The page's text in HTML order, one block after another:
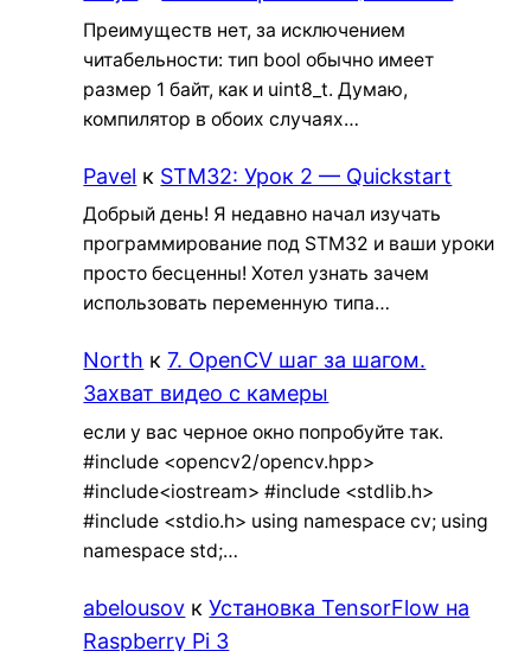
Преимуществ нет, за исключением
читабельности: тип bool обычно имеет
размер 1 байт, как и uint8_t. Думаю,
компилятор в обоих случаях…
Pavel к STM32: Урок 2 — Quickstart
Добрый день! Я недавно начал изучать
программирование под STM32 и ваши уроки
просто бесценны! Хотел узнать зачем
использовать переменную типа…
North к7. OpenCV шаг за шагом.
Захват видео с камеры
если у вас черное окно попробуйте так.
#include <opencv2/opencv.hpp>
#include<iostream> #include <stdlib.h>
#include <stdio.h> using namespace cv; using
namespace std;…
abelousov кУстановка TensorFlow на
Raspberry Pi 3